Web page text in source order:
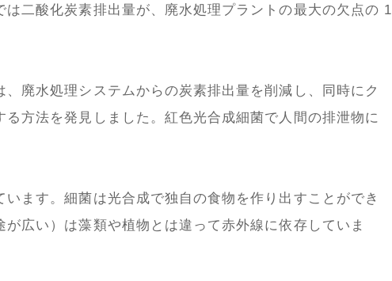
は二酸化炭素排出量が、廃水処理プラントの最大の欠点の 1
廃水処理システムからの炭素排出量を削減し、同時にク
る方法を発見しました。紅色光合成細菌で人間の排泄物に
ます。細菌は光合成で独自の食物を作り出すことができ
広い）は藻類や植物とは違って赤外線に依存していま